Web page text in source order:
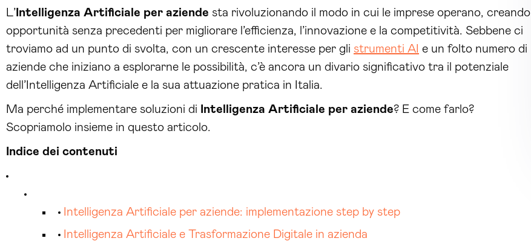
L’ Intelligenza Artificiale per aziende sta rivoluzionando il modo in cui le imprese operano, creando
opportunità senza precedenti per migliorare l’efficienza, l’innovazione e la competitività. Sebbene ci
troviamo ad un punto di svolta, con un crescente interesse per gli strumenti AI e un folto numero di
aziende che iniziano a esplorarne le possibilità, c’è ancora un divario significativo tra il potenziale
dell’Intelligenza Artificiale e la sua attuazione pratica in Italia.
Ma perché implementare soluzioni di Intelligenza Artificiale per aziende? E come farlo?
Scopriamolo insieme in questo articolo.
Indice dei contenuti
Intelligenza Artificiale per aziende: implementazione step by step
Intelligenza Artificiale e Trasformazione Digitale in azienda